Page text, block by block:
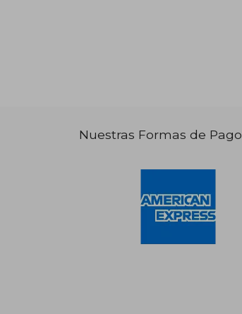
Nuestras Formas de Pago